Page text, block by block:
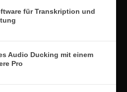
für Transkription und
Audio Ducking mit einem
Pro